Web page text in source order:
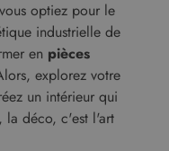
optiez pour le
industrielle de
en pièces
explorez votre
un intérieur qui
la déco, c'est l'art